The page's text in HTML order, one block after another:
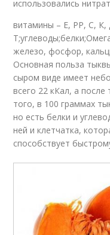
использовались
витамины – Е, РР, С, К,
железо, фосфор,
Основная польза
сыром виде имеет
всего 22 кКал, а
того, в 100 граммах
но есть белки и
ней и клетчатка,
способствует